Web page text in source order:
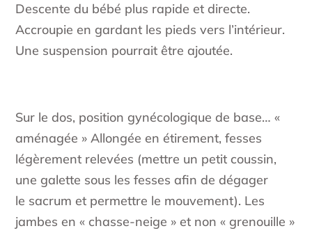
Descente du bébé plus rapide et directe.
Accroupie en gardant les pieds vers l’intérieur.
Une suspension pourrait être ajoutée.
Sur le dos, position gynécologique de base… «
aménagée » Allongée en étirement, fesses
légèrement relevées (mettre un petit coussin,
une galette sous les fesses afin de dégager
le sacrum et permettre le mouvement). Les
jambes en « chasse-neige » et non « grenouille »